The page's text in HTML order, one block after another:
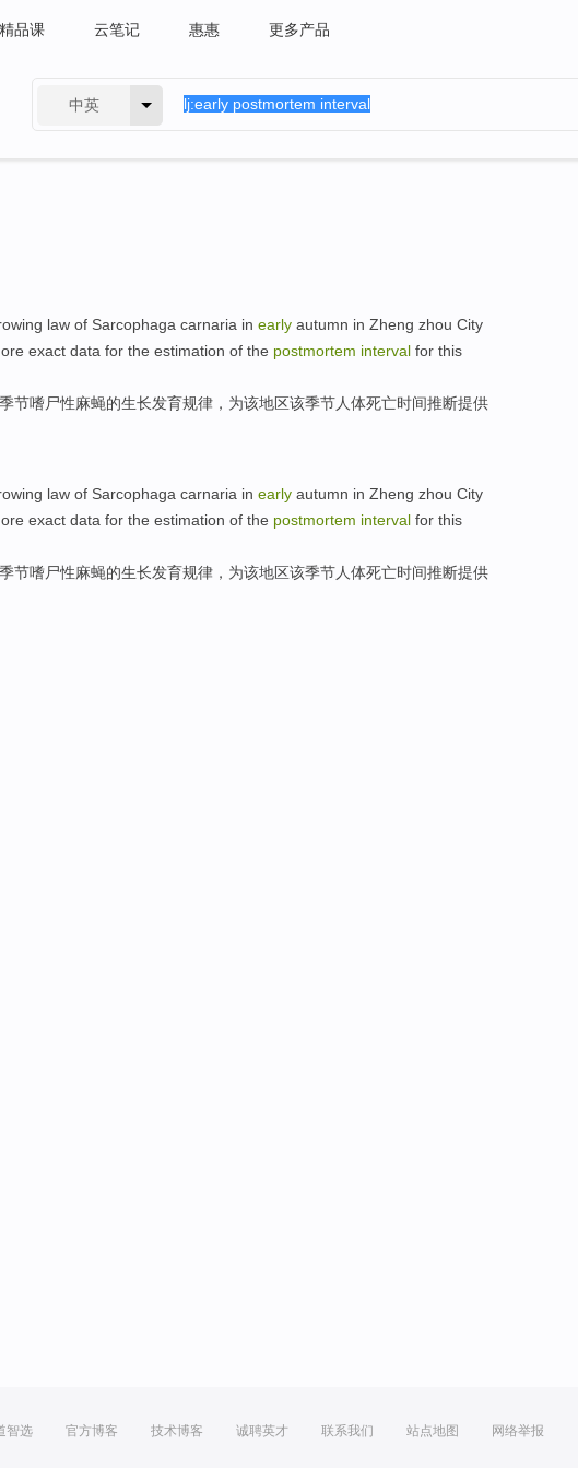
品课 云笔记 惠惠 更多产品
中英
law of Sarcophaga carnaria in early autumn in Zheng zhou City
exact data for the estimation of the postmortem interval for this
季节嗜尸性麻蝇的生长发育规律 ， 为该地区该季节人体死亡时间推断提供
law of Sarcophaga carnaria in early autumn in Zheng zhou City
exact data for the estimation of the postmortem interval for this
季节嗜尸性麻蝇的生长发育规律 ， 为该地区该季节人体死亡时间推断提供
智选 官方博客 技术博客 诚聘英才 联系我们 站点地图 网络举报